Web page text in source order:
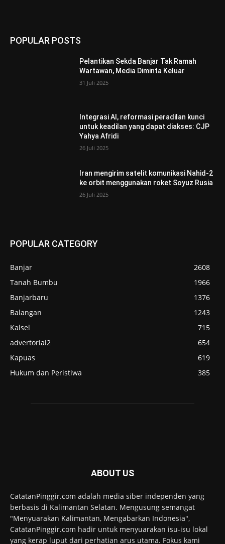
POPULAR POSTS
Pelantikan Sekda Banjar Tak Ramah
Wartawan, Media Diminta Keluar
31 Juli 2025
Integrasi AI, reformasi peradilan kunci
untuk keadilan yang dapat diakses: CJP
Yahya Afridi
26 Juli 2025
Iran mengirim satelit komunikasi Nahid-2
ke orbit menggunakan roket Soyuz Rusia
26 Juli 2025
POPULAR CATEGORY
Banjar
2608
Tanah Bumbu
1966
Banjarbaru
1376
Balangan
1243
Kalsel
715
advertorial2
654
Kapuas
619
Hukum dan Peristiwa
385
ABOUT US
CatatanPinggir.com adalah media siber independen yang
berbasis di Kalimantan Selatan. Mengusung semangat
"Menyuarakan Kalimantan, Mengabarkan Indonesia",
CatatanPinggir.com hadir untuk menyuarakan isu-isu lokal
yang kerap luput dari perhatian arus utama. Fokus kami